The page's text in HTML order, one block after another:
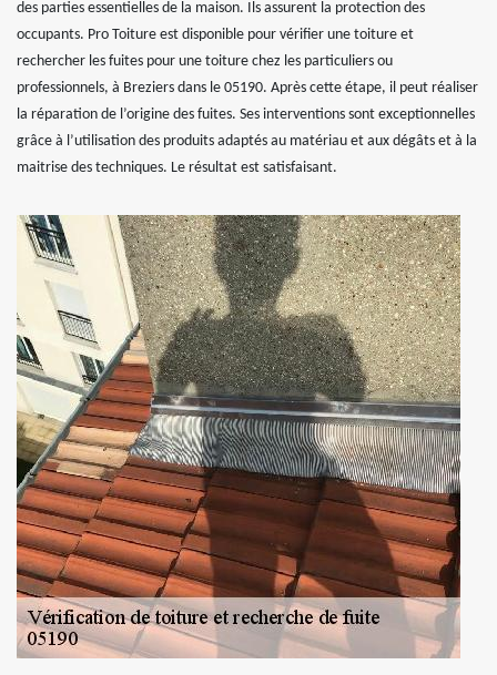
des parties essentielles de la maison. Ils assurent la protection des
occupants. Pro Toiture est disponible pour vérifier une toiture et
rechercher les fuites pour une toiture chez les particuliers ou
professionnels, à Breziers dans le 05190. Après cette étape, il peut réaliser
la réparation de l’origine des fuites. Ses interventions sont exceptionnelles
grâce à l’utilisation des produits adaptés au matériau et aux dégâts et à la
maitrise des techniques. Le résultat est satisfaisant.